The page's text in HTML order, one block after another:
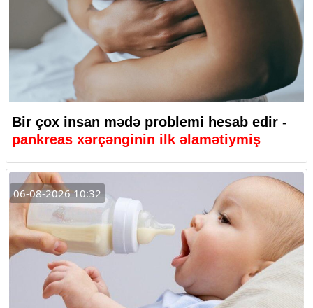
Bir çox insan mədə problemi hesab edir -
pankreas xərçənginin ilk əlamətiymiş
06-08-2026 10:32